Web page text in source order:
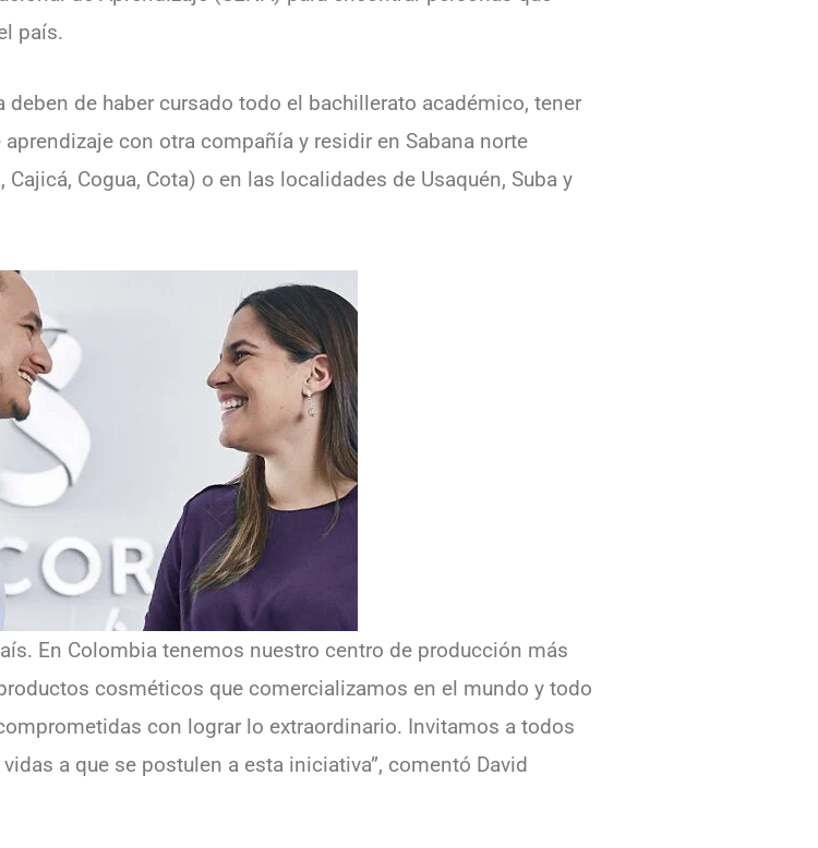
país.
de haber cursado todo el bachillerato académico, tener
con otra compañía y residir en Sabana norte
Cogua, Cota) o en las localidades de Usaquén, Suba y
En Colombia tenemos nuestro centro de producción más
cosméticos que comercializamos en el mundo y todo
con lograr lo extraordinario. Invitamos a todos
a que se postulen a esta iniciativa”, comentó David